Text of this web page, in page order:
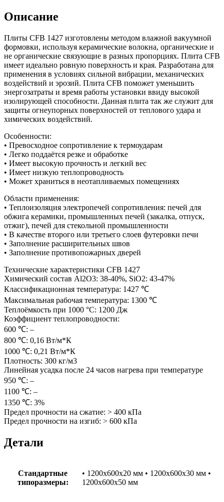
Описание
Плиты CFB 1427 изготовлены методом влажной вакуумной
формовки, используя керамические волокна, органические и
не органические связующие в разных пропорциях. Плита CFB
имеет идеально ровную поверхность и края. Разработана для
применения в условиях сильной вибрации, механических
воздействий и эрозий. Плита CFB поможет уменьшить
энергозатраты и время работы установки ввиду высокой
изолирующей способности. Данная плита так же служит для
защиты огнеупорных поверхностей от теплового удара и
химических воздействий.
Особенности:
• Превосходное сопротивление к термоударам
• Легко поддаётся резке и обработке
• Имеет высокую прочность и легкий вес
• Имеет низкую теплопроводность
• Может храниться в неотапливаемых помещениях
Области применения:
• Теплоизоляция электропечей сопротивления: печей для
обжига керамики, промышленных печей (закалка, отпуск,
отжиг), печей для стекольной промышленности
• В качестве второго или третьего слоев футеровки печи
• Заполнение расширительных швов
• Заполнение противопожарных дверей
Технические характеристики CFB 1427
Химический состав Al2O3: 38-40%, SiO2: 43-47%
Классификационная температура: 1427 ℃
Максимальная рабочая температура: 1300 ℃
Теплоёмкость при 1000 °С: 1200 Дж
Коэффициент теплопроводности:
600 ℃: –
800 ℃: 0,16 Вт/м*К
1000 ℃: 0,21 Вт/м*К
Плотность: 300 кг/м3
Линейная усадка после 24 часов нагрева при температуре
950 ℃: –
1100 ℃: –
1350 ℃: 3%
Предел прочности на сжатие: > 400 кПа
Предел прочности на изгиб: > 600 кПа
Детали
Стандартные
типоразмеры:
• 1200х600х20 мм • 1200х600х30 мм •
1200х600х50 мм